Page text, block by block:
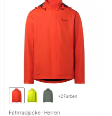
+2 Farben
Fahrradjacke · Herren